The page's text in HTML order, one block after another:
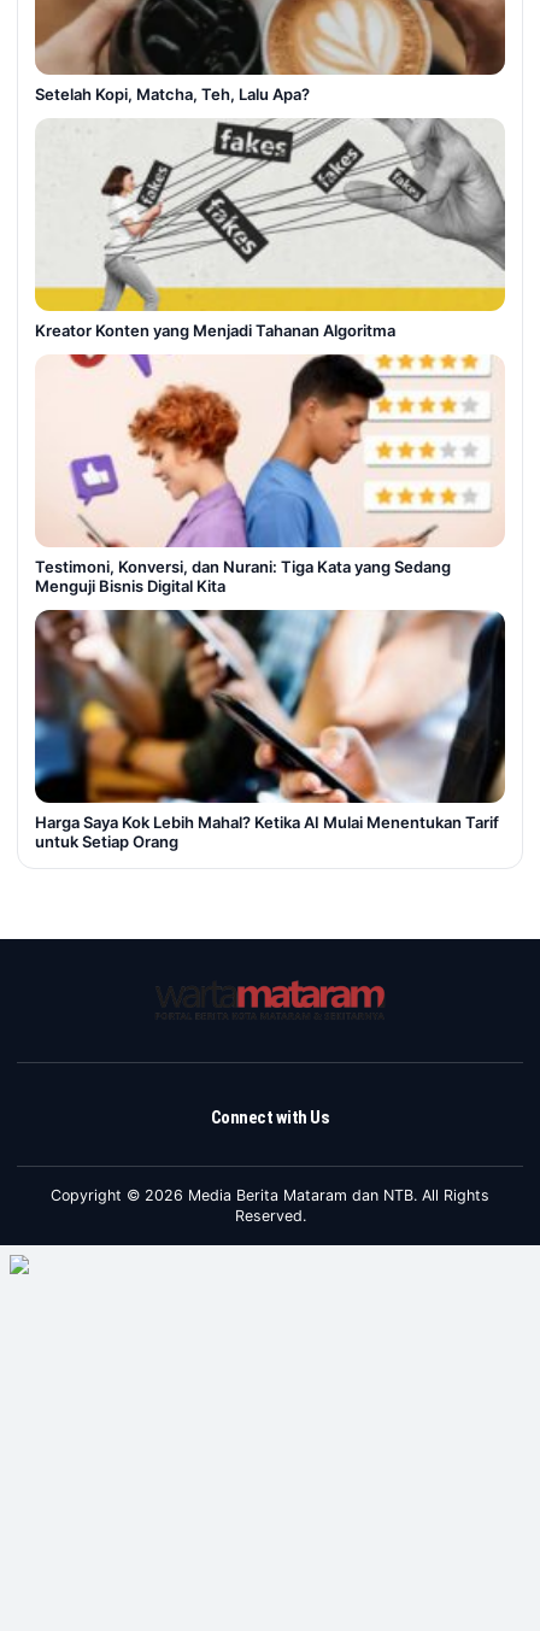
Setelah Kopi, Matcha, Teh, Lalu Apa?
Kreator Konten yang Menjadi Tahanan Algoritma
Testimoni, Konversi, dan Nurani: Tiga Kata yang Sedang
Menguji Bisnis Digital Kita
Harga Saya Kok Lebih Mahal? Ketika AI Mulai Menentukan Tarif
untuk Setiap Orang
Connect with Us
Copyright © 2026 Media Berita Mataram dan NTB. All Rights
Reserved.